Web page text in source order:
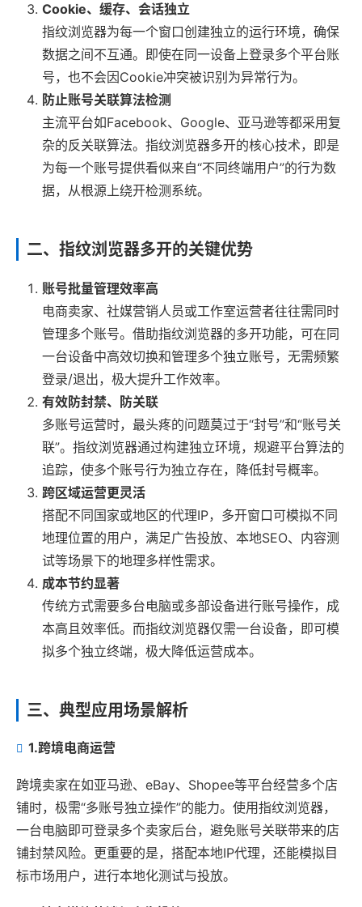
Cookie、缓存、会话独立
指纹浏览器为每一个窗口创建独立的运行环境，确保
数据之间不互通。即使在同一设备上登录多个平台账
号，也不会因Cookie冲突被识别为异常行为。
防止账号关联算法检测
主流平台如Facebook、Google、亚马逊等都采用复
杂的反关联算法。指纹浏览器多开的核心技术，即是
为每一个账号提供看似来自“不同终端用户”的行为数
据，从根源上绕开检测系统。
二、指纹浏览器多开的关键优势
账号批量管理效率高
电商卖家、社媒营销人员或工作室运营者往往需同时
管理多个账号。借助指纹浏览器的多开功能，可在同
一台设备中高效切换和管理多个独立账号，无需频繁
登录/退出，极大提升工作效率。
有效防封禁、防关联
多账号运营时，最头疼的问题莫过于“封号”和“账号关
联”。指纹浏览器通过构建独立环境，规避平台算法的
追踪，使多个账号行为独立存在，降低封号概率。
跨区域运营更灵活
搭配不同国家或地区的代理IP，多开窗口可模拟不同
地理位置的用户，满足广告投放、本地SEO、内容测
试等场景下的地理多样性需求。
成本节约显著
传统方式需要多台电脑或多部设备进行账号操作，成
本高且效率低。而指纹浏览器仅需一台设备，即可模
拟多个独立终端，极大降低运营成本。
三、典型应用场景解析
1.跨境电商运营
跨境卖家在如亚马逊、eBay、Shopee等平台经营多个店
铺时，极需“多账号独立操作”的能力。使用指纹浏览器，
一台电脑即可登录多个卖家后台，避免账号关联带来的店
铺封禁风险。更重要的是，搭配本地IP代理，还能模拟目
标市场用户，进行本地化测试与投放。